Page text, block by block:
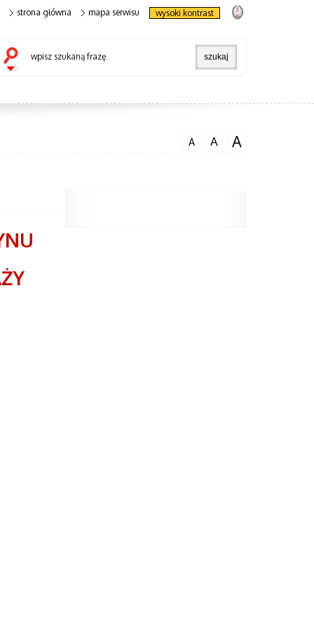
strona główna mapa serwisu wysoki kontrast
wpisz szukaną frazę
A A A